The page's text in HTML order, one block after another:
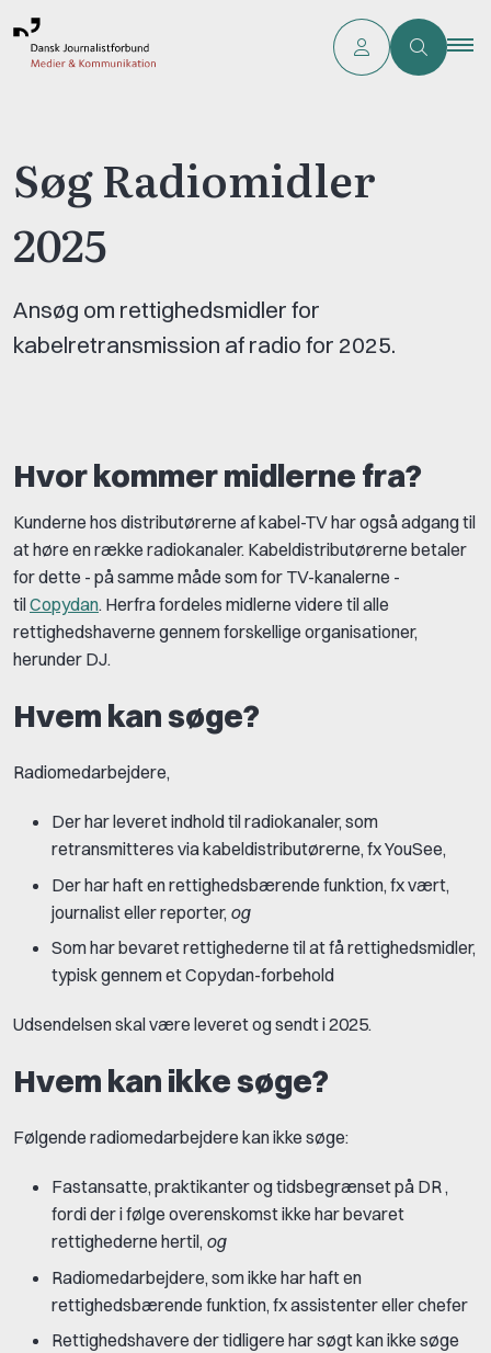
Søg Radiomidler
2025
Ansøg om rettighedsmidler for
kabelretransmission af radio for 2025.
Hvor kommer midlerne fra?
Kunderne hos distributørerne af kabel-TV har også adgang til
at høre en række radiokanaler. Kabeldistributørerne betaler
for dette - på samme måde som for TV-kanalerne -
tilCopydan. Herfra fordeles midlerne videre til alle
rettighedshaverne gennem forskellige organisationer,
herunder DJ.
Hvem kan søge?
Radiomedarbejdere,
Der har leveret indhold til radiokanaler, som
retransmitteres via kabeldistributørerne, fx YouSee,
Der har haft en rettighedsbærende funktion, fx vært,
journalist eller reporter, og
Som har bevaret rettighederne til at få rettighedsmidler,
typisk gennem et Copydan-forbehold
Udsendelsen skal være leveret og sendt i 2025.
​​​​​​​Hvem kan ikke søge?
Følgende radiomedarbejdere kan ikke søge:
Fastansatte, praktikanter og tidsbegrænset på DR ,
fordi der i følge overenskomst ikke har bevaret
rettighederne hertil, og
Radiomedarbejdere, som ikke har haft en
rettighedsbærende funktion, fx assistenter eller chefer
Rettighedshavere der tidligere har søgt kan ikke søge